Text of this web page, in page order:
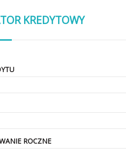
KREDYTOWY
ROCZNE